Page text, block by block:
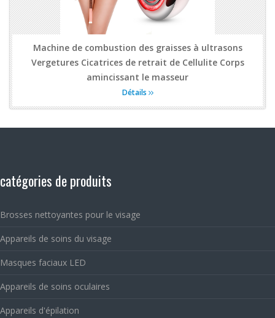
Machine de combustion des graisses à ultrasons
Vergetures Cicatrices de retrait de Cellulite Corps
amincissant le masseur
Détails
catégories de produits
Brosses nettoyantes pour le visage
Appareils de soins du visage
Masques faciaux LED
Appareils de soins oculaires
Appareils d'épilation